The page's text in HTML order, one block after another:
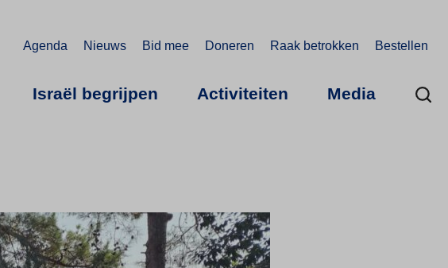
Agenda Nieuws Bid mee Doneren Raak betrokken Bestellen
Israël begrijpen Activiteiten Media